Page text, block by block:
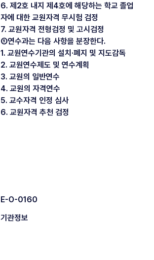
6. 제2호 내지 제4호에 해당하는 학교 졸업
자에 대한 교원자격 무시험 검정
7. 교원자격 전형검정 및 고시검정
⑤연수과는 다음 사항을 분장한다.
1. 교원연수기관의 설치·폐지 및 지도감독
2. 교원연수제도 및 연수계획
3. 교원의 일반연수
4. 교원의 자격연수
5. 교수자격 인정 심사
6. 교원자격 추천 검정
E-O-0160
기관정보